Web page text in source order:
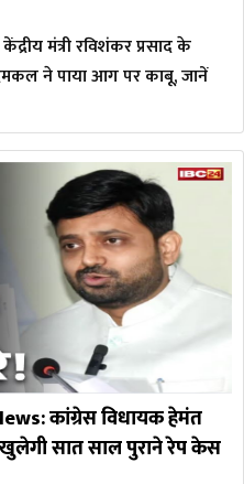
मंत्री रविशंकर प्रसाद के
ने पाया आग पर काबू, जानें
कांग्रेस विधायक हेमंत
सात साल पुराने रेप केस